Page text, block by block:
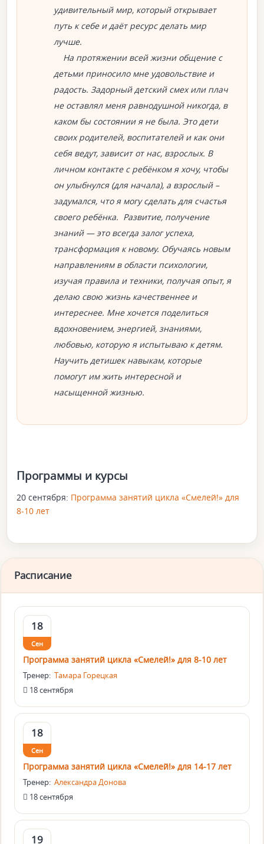
удивительный мир, который открывает
путь к себе и даёт ресурс делать мир
лучше.
На протяжении всей жизни общение с
детьми приносило мне удовольствие и
радость. Задорный детский смех или плач
не оставлял меня равнодушной никогда, в
каком бы состоянии я не была. Это дети
своих родителей, воспитателей и как они
себя ведут, зависит от нас, взрослых. В
личном контакте с ребёнком я хочу, чтобы
он улыбнулся (для начала), а взрослый –
задумался, что я могу сделать для счастья
своего ребёнка. Развитие, получение
знаний — это всегда залог успеха,
трансформация к новому. Обучаясь новым
направлениям в области психологии,
изучая правила и техники, получая опыт, я
делаю свою жизнь качественнее и
интереснее. Мне хочется поделиться
вдохновением, энергией, знаниями,
любовью, которую я испытываю к детям.
Научить детишек навыкам, которые
помогут им жить интересной и
насыщенной жизнью.
Программы и курсы
20 сентября: Программа занятий цикла «Смелей!» для
8-10 лет
Расписание
18
Сен
Программа занятий цикла «Смелей!» для 8-10 лет
Тренер: Тамара Горецкая
18 сентября
18
Сен
Программа занятий цикла «Смелей!» для 14-17 лет
Тренер: Александра Донова
18 сентября
19